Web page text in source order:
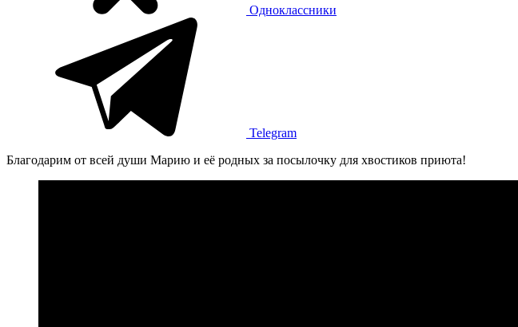
Одноклассники
Telegram
Благодарим от всей души Марию и её родных за посылочку для хвостиков приюта!